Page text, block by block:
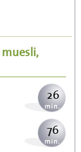
muesli,
26
76